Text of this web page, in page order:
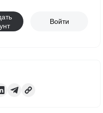
Войти